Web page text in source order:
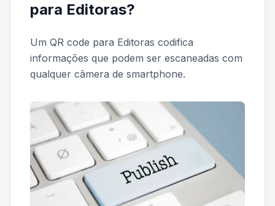
para Editoras?
Um QR code para Editoras codifica
informações que podem ser escaneadas com
qualquer câmera de smartphone.